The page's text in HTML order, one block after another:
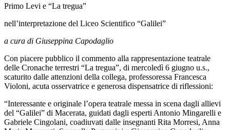
Primo Levi e “La tregua”
nell’interpretazione del Liceo Scientifico “Galilei”
a cura di Giuseppina Capodaglio
Con piacere pubblico il commento alla rappresentazione teatrale
delle Cronache terrestri “La tregua”, di mercoledì 6 giugno u.s.,
scaturito dalle attenzioni della collega, professoressa Francesca
Violoni, acuta osservatrice e generosa dispensatrice di riflessioni:
“Interessante e originale l’opera teatrale messa in scena dagli allievi
del “Galilei” di Macerata, guidati dagli esperti Antonio Mingarelli e
Gabriele Cingolani, coadiuvati dalle insegnanti Rita Morresi, Anna